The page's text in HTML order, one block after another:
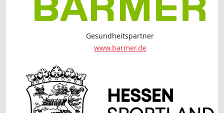
Gesundheitspartner
www.barmer.de